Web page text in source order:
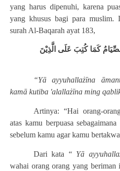
yang harus dipenuhi, karena
yang khusus bagi para muslim.
surah Al-Baqarah ayat 183,
كَمَا كُتِبَ عَلَى الَّذِيْنَ
“Yā ayyuhallażīna
kamā kutiba 'alallażīna ming
Artinya: “Hai orang-
atas kamu berpuasa
sebelum kamu agar kamu
Dari kata “ Yā
wahai orang orang yang